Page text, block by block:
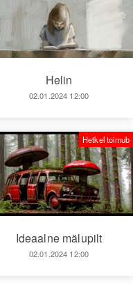
Helin
02.01.2024 12:00
Ideaalne mälupilt
02.01.2024 12:00
Hetkel toimub